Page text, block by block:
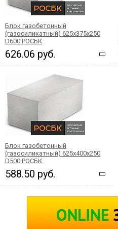
Блок газобетонный
(газосиликатный) 625x375x250
D600 РОСБК
626.06 руб.
Блок газобетонный
(газосиликатный) 625x400x250
D500 РОСБК
588.50 руб.